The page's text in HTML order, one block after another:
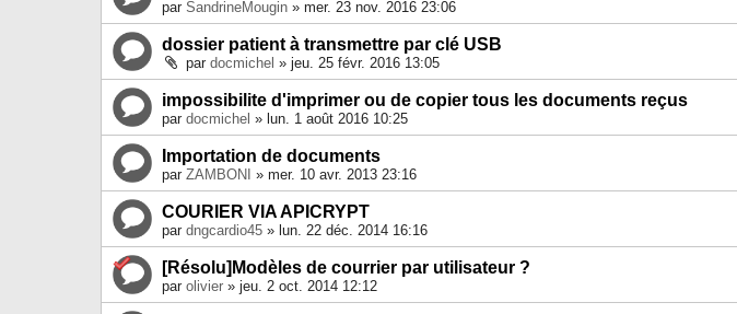
par SandrineMougin » mer. 23 nov. 2016 23:06
dossier patient à transmettre par clé USB
par docmichel » jeu. 25 févr. 2016 13:05
impossibilite d'imprimer ou de copier tous les documents reçus
par docmichel » lun. 1 août 2016 10:25
Importation de documents
par ZAMBONI » mer. 10 avr. 2013 23:16
COURIER VIA APICRYPT
par dngcardio45 » lun. 22 déc. 2014 16:16
[Résolu]Modèles de courrier par utilisateur ?
par olivier » jeu. 2 oct. 2014 12:12